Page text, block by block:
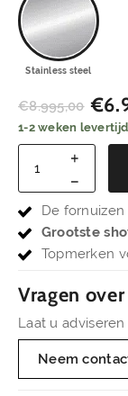
Stainless steel
€8.995,00 €
1-2 weken
De fornuizen
Grootste
Topmerken
Vragen
Laat u
Neem